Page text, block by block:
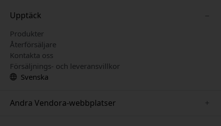
Upptäck
Produkter
Återförsäljare
Kontakta oss
Försäljnings- och leveransvillkor
Svenska
Andra Vendora-webbplatser